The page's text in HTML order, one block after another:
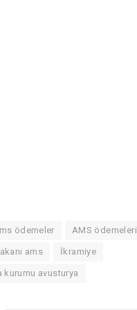
ödemeler AMS ödemeleri
ams İkramiye
kurumu avusturya